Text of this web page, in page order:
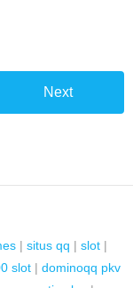
Next
| situs qq | slot |
slot | dominoqq pkv